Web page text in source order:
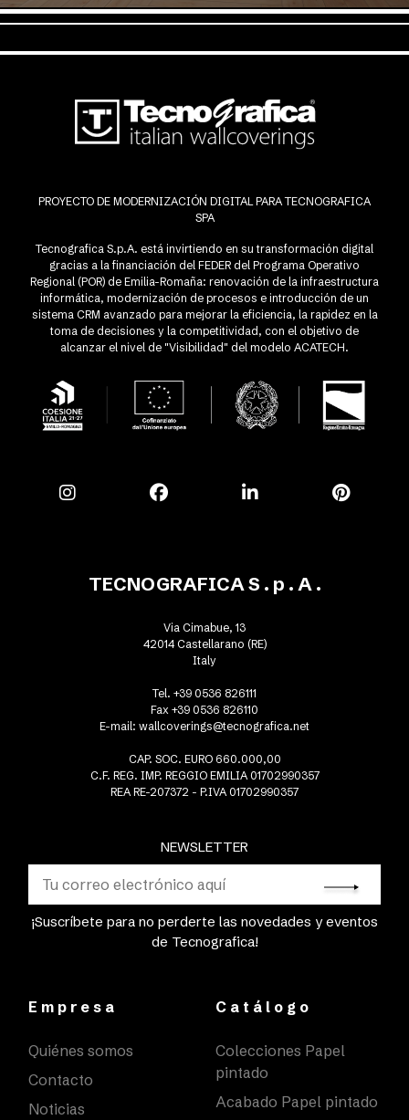
PROYECTO DE MODERNIZACIÓN DIGITAL PARA TECNOGRAFICA
SPA
Tecnografica S.p.A. está invirtiendo en su transformación digital
gracias a la financiación del FEDER del Programa Operativo
Regional (POR) de Emilia-Romaña: renovación de la infraestructura
informática, modernización de procesos e introducción de un
sistema CRM avanzado para mejorar la eficiencia, la rapidez en la
toma de decisiones y la competitividad, con el objetivo de
alcanzar el nivel de "Visibilidad" del modelo ACATECH.
NEWSLETTER
¡Suscríbete para no perderte las novedades y eventos
de Tecnografica!
TECNOGRAFICA S . p . A .
Via Cimabue, 13
42014 Castellarano (RE)
Italy
Tel. +39 0536 826111
Fax +39 0536 826110
E-mail: wallcoverings@tecnografica.net
CAP. SOC. EURO 660.000,00
C.F. REG. IMP. REGGIO EMILIA 01702990357
REA RE-207372 - P.IVA 01702990357
Empresa
Quiénes somos
Contacto
Noticias
Catálogo
Colecciones Papel
pintado
Acabado Papel pintado